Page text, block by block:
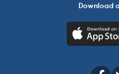
Download